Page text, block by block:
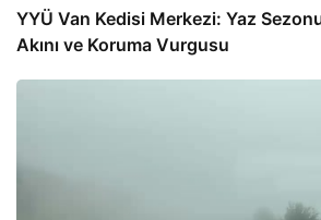
YYÜ Van Kedisi Merkezi: Yaz
Akını ve Koruma Vurgusu